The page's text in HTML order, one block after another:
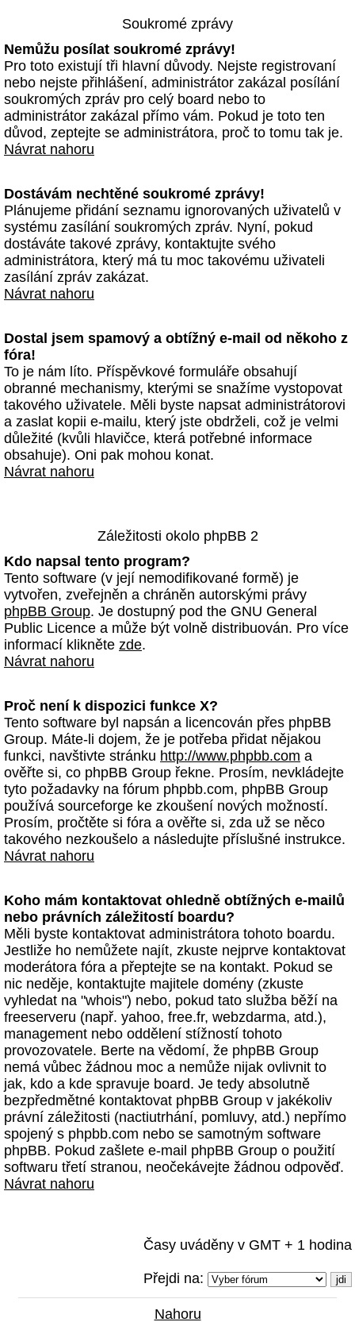
Soukromé zprávy
Nemůžu posílat soukromé zprávy!
Pro toto existují tři hlavní důvody. Nejste registrovaní
nebo nejste přihlášení, administrátor zakázal posílání
soukromých zpráv pro celý board nebo to
administrátor zakázal přímo vám. Pokud je toto ten
důvod, zeptejte se administrátora, proč to tomu tak je.
Návrat nahoru
Dostávám nechtěné soukromé zprávy!
Plánujeme přidání seznamu ignorovaných uživatelů v
systému zasílání soukromých zpráv. Nyní, pokud
dostáváte takové zprávy, kontaktujte svého
administrátora, který má tu moc takovému uživateli
zasílání zpráv zakázat.
Návrat nahoru
Dostal jsem spamový a obtížný e-mail od někoho z
fóra!
To je nám líto. Příspěvkové formuláře obsahují
obranné mechanismy, kterými se snažíme vystopovat
takového uživatele. Měli byste napsat administrátorovi
a zaslat kopii e-mailu, který jste obdrželi, což je velmi
důležité (kvůli hlavičce, která potřebné informace
obsahuje). Oni pak mohou konat.
Návrat nahoru
Záležitosti okolo phpBB 2
Kdo napsal tento program?
Tento software (v její nemodifikované formě) je
vytvořen, zveřejněn a chráněn autorskými právy
phpBB Group. Je dostupný pod the GNU General
Public Licence a může být volně distribuován. Pro více
informací klikněte zde.
Návrat nahoru
Proč není k dispozici funkce X?
Tento software byl napsán a licencován přes phpBB
Group. Máte-li dojem, že je potřeba přidat nějakou
funkci, navštivte stránku http://www.phpbb.com a
ověřte si, co phpBB Group řekne. Prosím, nevkládejte
tyto požadavky na fórum phpbb.com, phpBB Group
používá sourceforge ke zkoušení nových možností.
Prosím, pročtěte si fóra a ověřte si, zda už se něco
takového nezkoušelo a následujte příslušné instrukce.
Návrat nahoru
Koho mám kontaktovat ohledně obtížných e-mailů
nebo právních záležitostí boardu?
Měli byste kontaktovat administrátora tohoto boardu.
Jestliže ho nemůžete najít, zkuste nejprve kontaktovat
moderátora fóra a přeptejte se na kontakt. Pokud se
nic neděje, kontaktujte majitele domény (zkuste
vyhledat na "whois") nebo, pokud tato služba běží na
freeserveru (např. yahoo, free.fr, webzdarma, atd.),
management nebo oddělení stížností tohoto
provozovatele. Berte na vědomí, že phpBB Group
nemá vůbec žádnou moc a nemůže nijak ovlivnit to
jak, kdo a kde spravuje board. Je tedy absolutně
bezpředmětné kontaktovat phpBB Group v jakékoliv
právní záležitosti (nactiutrhání, pomluvy, atd.) nepřímo
spojený s phpbb.com nebo se samotným software
phpBB. Pokud zašlete e-mail phpBB Group o použití
softwaru třetí stranou, neočekávejte žádnou odpověď.
Návrat nahoru
Časy uváděny v GMT + 1 hodina
Přejdi na:
Nahoru